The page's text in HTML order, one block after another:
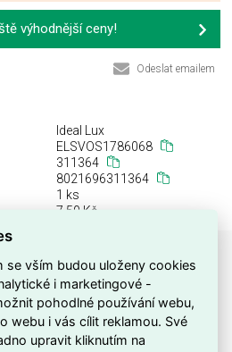
výhodnější ceny!
Odeslat emailem
Ideal Lux
ELSVOS1786068
311364
8021696311364
1 ks
7,50 Kč
Svítidla, Svítidla,
výrobce Ideal Lux, EAN
311364. ATLAS PL5 ORO
se vším budou uloženy cookies
i marketingové -
pohodlné používání webu,
webu i vás cílit reklamou. Své
upravit kliknutím na